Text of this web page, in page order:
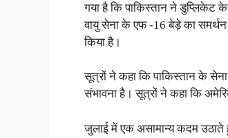
गया है कि पाकिस्तान ने डुप्लिकेट
वायु सेना के एफ -16 बेड़े का
किया है।
सूत्रों ने कहा कि पाकिस्तान के
संभावना है। सूत्रों ने कहा कि
जुलाई में एक असामान्य कदम उठाते